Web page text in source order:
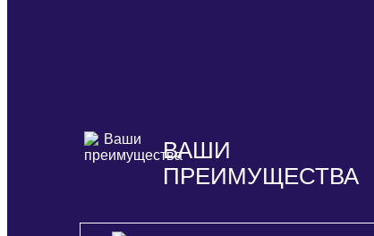
ВАШИ
ПРЕИМУЩЕСТВА